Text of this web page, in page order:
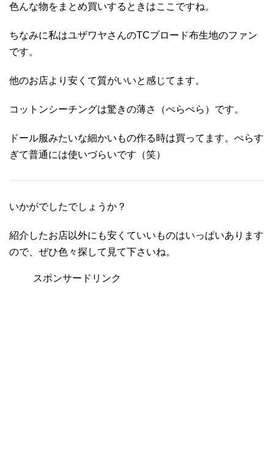
色んな物をまとめ買いするときはここですね。
ちなみに私はユザワヤさんのTCブロード布生地のファン
です。
他のお店より安くて質がいいと感じてます。
コットンシーチングは驚きの薄さ（ぺらぺら）です。
ドール服みたいな細かいもの作る時は買ってます。ぺらす
ぎて普通には使いづらいです（笑）
いかがでしたでしょうか？
紹介したお店以外にも安くていいものはいっぱいあります
ので、ぜひ色々探して見て下さいね。
スポンサードリンク